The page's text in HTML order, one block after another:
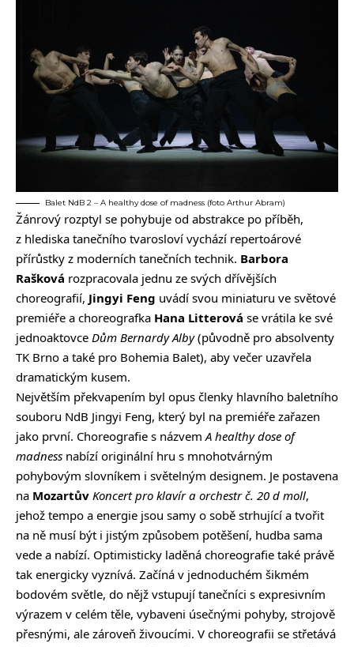
Balet NdB 2 – A healthy dose of madness (foto Arthur Abram)
Žánrový rozptyl se pohybuje od abstrakce po příběh,
z hlediska tanečního tvarosloví vychází repertoárové
přírůstky z moderních tanečních technik. Barbora
Rašková rozpracovala jednu ze svých dřívějších
choreografií, Jingyi Feng uvádí svou miniaturu ve světové
premiéře a choreografka Hana Litterová se vrátila ke své
jednoaktovce Dům Bernardy Alby(původně pro absolventy
TK Brno a také pro Bohemia Balet), aby večer uzavřela
dramatickým kusem.
Největším překvapením byl opus členky hlavního baletního
souboru NdB Jingyi Feng, který byl na premiéře zařazen
jako první. Choreografie s názvemA healthy dose of
madness nabízí originální hru s mnohotvárným
pohybovým slovníkem i světelným designem. Je postavena
na Mozartův Koncert pro klavír a orchestr č. 20 d moll,
jehož tempo a energie jsou samy o sobě strhující a tvořit
na ně musí být i jistým způsobem potěšení, hudba sama
vede a nabízí. Optimisticky laděná choreografie také právě
tak energicky vyznívá. Začíná v jednoduchém šikmém
bodovém světle, do nějž vstupují tanečníci s expresivním
výrazem v celém těle, vybaveni úsečnými pohyby, strojově
přesnými, ale zároveň živoucími. V choreografii se střetává